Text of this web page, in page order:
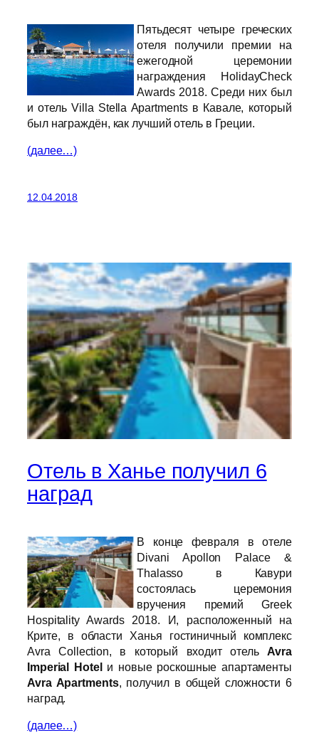
Пятьдесят четыре греческих
отеля получили премии на
ежегодной церемонии
награждения HolidayCheck
Awards 2018. Среди них был
и отель Villa Stella Apartments в Кавале, который
был награждён, как лучший отель в Греции.
(далее…)
12.04.2018
Отель в Ханье получил 6
наград
В конце февраля в отеле
Divani Apollon Palace &
Thalasso в Кавури
состоялась церемония
вручения премий Greek
Hospitality Awards 2018. И, расположенный на
Крите, в области Ханья гостиничный комплекс
Avra Collection, в который входит отельAvra
Imperial Hotelи новые роскошные апартаменты
Avra Apartments, получил в общей сложности 6
наград.
(далее…)